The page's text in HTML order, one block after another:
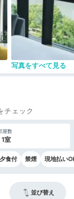
写真をすべて見る
チェック
屋数
室
食付 禁煙 現地払い
並び替え